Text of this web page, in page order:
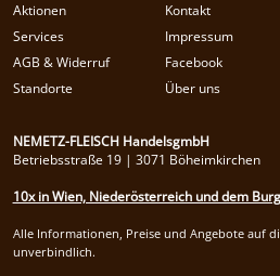
Aktionen Kontakt
Services
Impressum
AGB & Widerruf
Facebook
Standorte
Über uns
NEMETZ-FLEISCH HandelsgmbH
Betriebsstraße 19 | 3071 Böheimkirchen
10x in Wien, Niederösterreich und dem
Alle Informationen, Preise und Angebote auf
unverbindlich.